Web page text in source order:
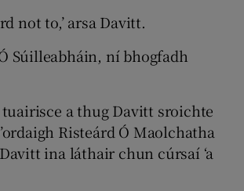
not to,’ arsa Davitt.
Súilleabháin, ní bhogfadh
a thug Davitt sroichte
Risteárd Ó Maolchatha
ina láthair chun cúrsaí ‘a